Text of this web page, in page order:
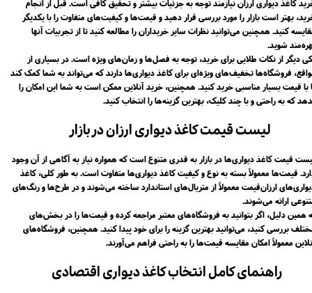
کاغذ دیواری ارزان نیازمند توجه به جزئیات بیشتر و تحقیق کافی است. قبل از انجام
بهتر است بازار را مورد بررسی قرار دهید و قیمت‌ها و کیفیت‌های متفاوت را با یکدیگر
کنید. همچنین می‌توانید نظرات سایر خریداران را مطالعه کنید تا از تجربیات آنها
شوید.
دیگر از نکات طلایی برای خرید، توجه به فصل‌ها و زمان‌های ویژه است. در بسیاری از
فروشگاه‌ها تخفیف‌های ویژه‌ای برای کاغذ دیواری‌ها دارند که می‌تواند به شما کمک کند
با قیمت بسیار مناسبی خرید کنید. همچنین، خرید آنلاین ممکن است به شما این امکان را
که به راحتی و با چند کلیک، بهترین گزینه‌ها را انتخاب کنید.​​​​​​​
لیست قیمت کاغذ دیواری ارزان در بازار
قیمت کاغذ دیواری‌ها در بازار به قدری متنوع است که همواره نیاز به آگاهی از آن وجود
قیمت‌ها معمولاً بسته به نوع و کیفیت کاغذ دیواری‌ها متفاوت است. به طور کلی، کاغذ
ارزان‌قیمت معمولاً از متریال‌های استاندارد ساخته می‌شوند و در طرح‌ها و رنگ‌های
ارائه می‌شوند.
همین دلیل، اگر بتوانید به فروشگاه‌های معتبر مراجعه کرده و قیمت‌ها را در بخش‌های
بررسی کنید، می‌توانید بهترین گزینه را برای خود پیدا کنید. همچنین، فروشگاه‌های
معمولاً امکان مقایسه قیمت‌ها را به راحتی فراهم می‌آورند.​​​​​​​
راهنمای کامل انتخاب کاغذ دیواری اقتصادی